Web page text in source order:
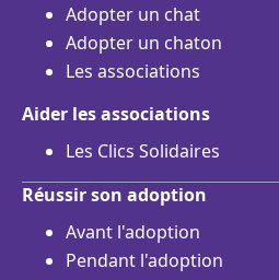
Adopter un chat
Adopter un chaton
Les associations
Aider les associations
Les Clics Solidaires
Réussir son adoption
Avant l'adoption
Pendant l'adoption